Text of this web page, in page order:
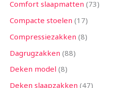
Comfort slaapmatten 73
Compacte stoelen 17
Compressiezakken 8
Dagrugzakken 88
Deken model 8
Deken slaapzakken 47